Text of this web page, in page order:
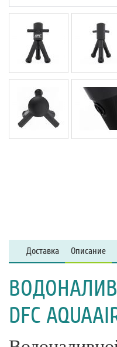
Доставка Описание
DFC